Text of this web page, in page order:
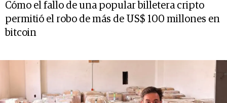
Cómo el fallo de una popular billetera cripto
permitió el robo de más de US$ 100 millones en
bitcoin